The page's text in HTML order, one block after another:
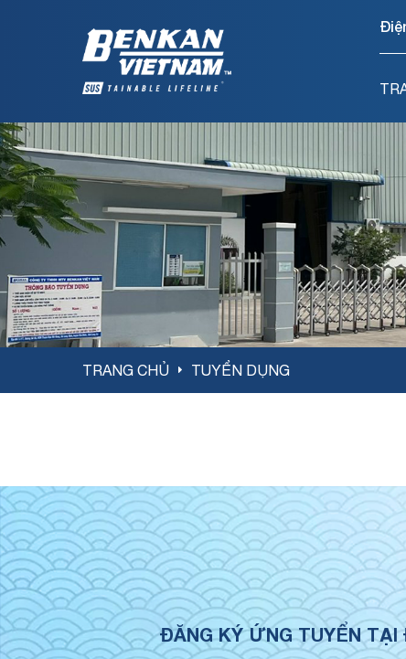
TRANG CHỦ TUYỂN DỤNG
ĐĂNG KÝ ỨNG TUYỂN TẠI